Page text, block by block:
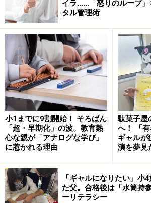
子どもが言うことを聞かない
ちっとも子どもが言うことを聞かない
では、大きく分けて2つの理由が考え
質的なもの。もう1つは、環境要因です
「Setting Limit プログラム」で知ら
マッケンジー博士も言っていますが
で、言うことを聞きやすい子、聞きに
います。たとえば、友達の提案に対
よ、いいよ」「OK、OK」と言う子
「イヤだ」と言って、自分の意思を押
イラ……「怒りのループ
タル管理術
小1までに9割開始！ そろばん
「超・早期化」の波。教育熱
心な親が「アナログな学び」
に惹かれる理由
駄菓子屋
へ！ 「
ギャルが
演を夢見
「ギャルになりたい」小
た父。合格後は「水筒持
ーリテラシー